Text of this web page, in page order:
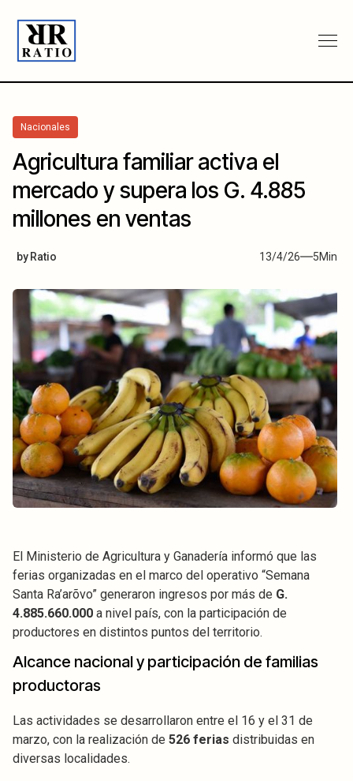
Nacionales
Agricultura familiar activa el
mercado y supera los G. 4.885
millones en ventas
by Ratio 13/4/26 5Min
El Ministerio de Agricultura y Ganadería informó que las
ferias organizadas en el marco del operativo “Semana
Santa Ra’arõvo” generaron ingresos por más de G.
4.885.660.000 a nivel país, con la participación de
productores en distintos puntos del territorio.
Alcance nacional y participación de familias
productoras
Las actividades se desarrollaron entre el 16 y el 31 de
marzo, con la realización de 526 ferias distribuidas en
diversas localidades.